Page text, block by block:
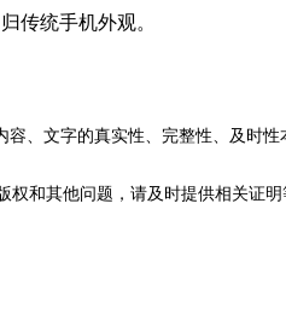
传统手机外观。
、文字的真实性、完整性、及时
和其他问题，请及时提供相关证